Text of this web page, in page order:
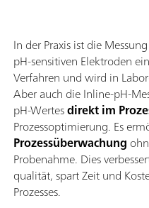
In der Praxis ist die
pH-sensitiven Elektroden
Verfahren und wird in
Aber auch die Inline-pH-
pH-Wertesdirekt im
Prozessoptimierung. Es
Prozessüberwachung
Probenahme. Dies
qualität, spart Zeit und
Prozesses.